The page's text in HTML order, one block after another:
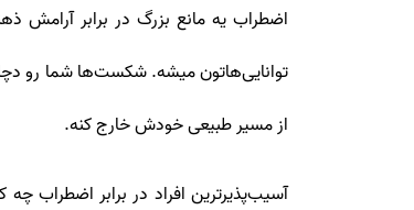
اضطراب یه مانع بزرگ در برابر آرامش
توانایی‌هاتون میشه. شکست‌ها شما رو
از مسیر طبیعی خودش خارج کنه.
آسیب‌پذیرترین افراد در برابر اضطراب